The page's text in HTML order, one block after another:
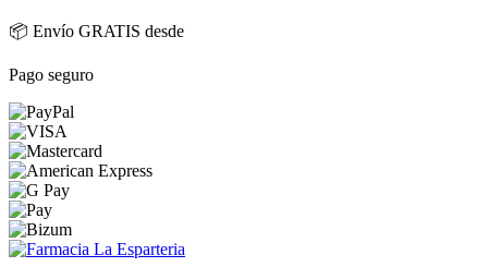
📦 Envío GRATIS desde
Pago seguro